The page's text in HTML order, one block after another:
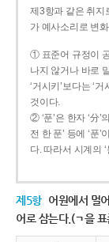
제3항과 같은 취지
가 예사소리로 변
① 표준어 규정이
나지 않거나 바로
‘거시키’보다는 ‘
것이다.
② ‘푼’은 한자 ‘分’
전 한 푼’ 등에 ‘푼
다. 따라서 시계의
제5항 어원에서 멀
어로 삼는다.(ㄱ을